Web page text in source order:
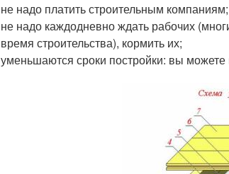
не надо платить строительным компаниям;
не надо каждодневно ждать рабочих
время строительства), кормить их;
уменьшаются сроки постройки: вы